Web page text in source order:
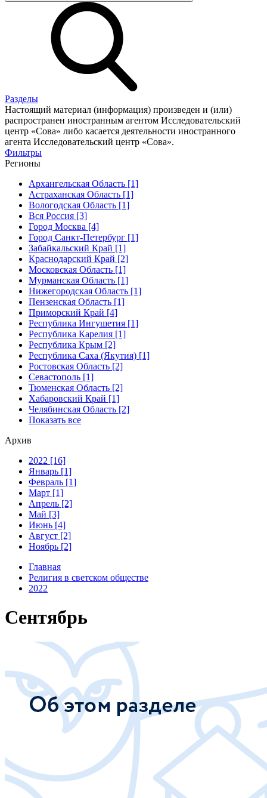
Разделы
Настоящий материал (информация) произведен и (или)
распространен иностранным агентом Исследовательский
центр «Сова» либо касается деятельности иностранного
агента Исследовательский центр «Сова».
Фильтры
Регионы
Архангельская Область [1]
Астраханская Область [1]
Вологодская Область [1]
Вся Россия [3]
Город Москва [4]
Город Санкт-Петербург [1]
Забайкальский Край [1]
Краснодарский Край [2]
Московская Область [1]
Мурманская Область [1]
Нижегородская Область [1]
Пензенская Область [1]
Приморский Край [4]
Республика Ингушетия [1]
Республика Карелия [1]
Республика Крым [2]
Республика Саха (Якутия) [1]
Ростовская Область [2]
Севастополь [1]
Тюменская Область [2]
Хабаровский Край [1]
Челябинская Область [2]
Показать все
Архив
2022 [16]
Январь [1]
Февраль [1]
Март [1]
Апрель [2]
Май [3]
Июнь [4]
Август [2]
Ноябрь [2]
Главная
Религия в светском обществе
2022
Сентябрь